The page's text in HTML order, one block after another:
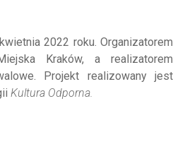
2022 roku. Organizatorem
Kraków, a realizatorem
Projekt realizowany jest
Kultura Odporna.